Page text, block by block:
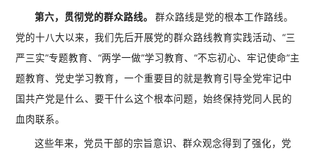
第六，贯彻党的群众路线。群众路线是党的根本工作路线。
党的十八大以来，我们先后开展党的群众路线教育实践活动、“三
严三实”专题教育、“两学一做”学习教育、“不忘初心、牢记使命”主
题教育、党史学习教育，一个重要目的就是教育引导全党牢记中
国共产党是什么、要干什么这个根本问题，始终保持党同人民的
血肉联系。
这些年来，党员干部的宗旨意识、群众观念得到了强化，党